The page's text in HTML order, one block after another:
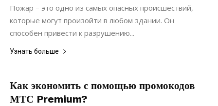
Пожар – это одно из самых опасных происшествий,
которые могут произойти в любом здании. Он
способен привести к разрушению...
Узнать больше
Как экономить с помощью промокодов
МТС Premium?
15.06.2022